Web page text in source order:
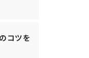
コツを